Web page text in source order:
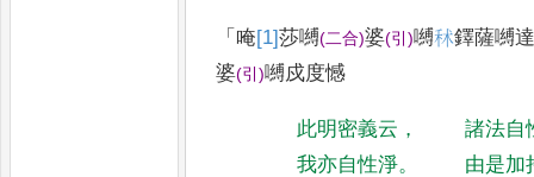
「 唵[1]莎嚩(二合)婆(引)嚩秫鐸薩嚩
婆(引)嚩戍度憾
此明密義云 ，
諸法自
我亦自性淨。
由是加